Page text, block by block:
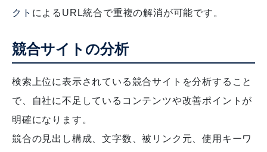
クト によるURL統合で重複の解消が可能です。
競合サイトの分析
検索上位に表示されている競合サイトを分析すること
で、自社に不足しているコンテンツや改善ポイントが
明確になります。
競合の見出し構成、文字数、被リンク元、使用キーワ